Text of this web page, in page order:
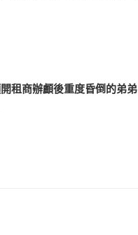
租商辦顱後重度昏倒的弟弟